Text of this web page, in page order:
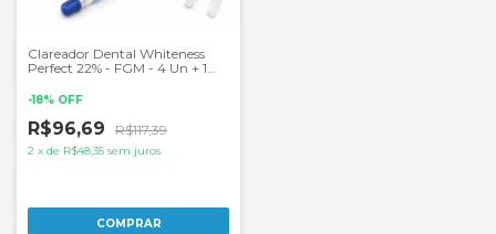
Clareador Dental Whiteness
Perfect 22% - FGM - 4 Un + 1
-18% OFF
R$96,69 R$117,39
2 x de R$48,35 sem juros